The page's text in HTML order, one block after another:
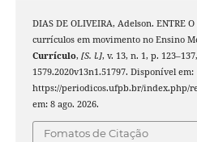
DIAS DE OLIVEIRA, Adelson. ENTRE
currículos em movimento no Ensino
Currículo, [S. l.], v. 13, n. 1, p.
1579.2020v13n1.51797. Disponível em:
https://periodicos.ufpb.br/index.php/
em: 8 ago. 2026.
Fomatos de Citação